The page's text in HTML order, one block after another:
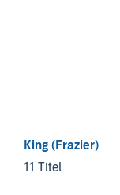
King (Frazier)
11 Titel